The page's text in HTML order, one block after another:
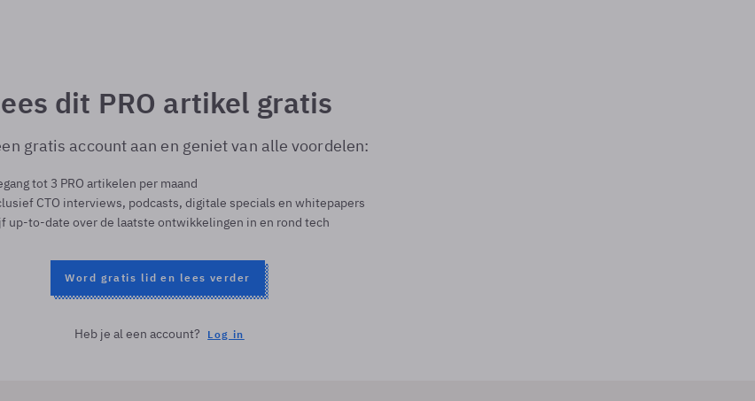
dit PRO artikel gratis
gratis account aan en geniet van alle voordelen:
tot 3 PRO artikelen per maand
CTO interviews, podcasts, digitale specials en whitepapers
up-to-date over de laatste ontwikkelingen in en rond tech
Word gratis lid en lees verder
Heb je al een account? Log in